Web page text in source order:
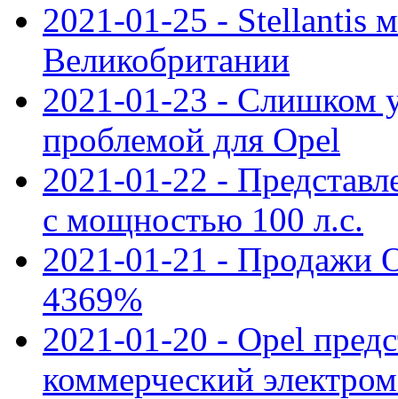
2021-01-25 - Stellantis
Великобритании
2021-01-23 - Слишком
проблемой для Opel
2021-01-22 -
с мощностью 100 л.с.
2021-01-21 - Продажи
4369%
2021-01-20 - Opel
коммерческий